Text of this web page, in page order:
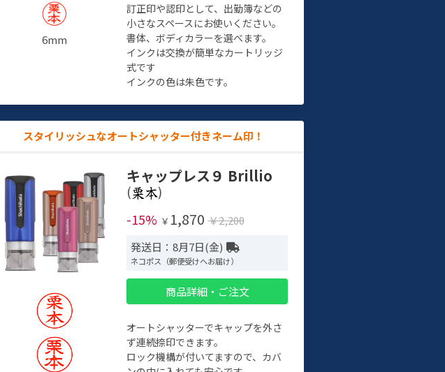
6mm
訂正印や認印として、出勤簿などの
小さなスペースにお使いください。
書体、ボディカラーを選べます。
インクは交換が簡単なカートリッジ
式です
インクの色は朱色です。
スタイリッシュなオートシャッター付きネーム印！
キャップレス９ Brillio
(
)
-15% ￥ 1,870 ￥2,200
発送日：8月7日(金)
ネコポス（郵便受けへお届け）
商品詳細・ご注文
オートシャッターでキャップを外さ
ず連続捺印できます。
ロック機構が付いてますので、カバ